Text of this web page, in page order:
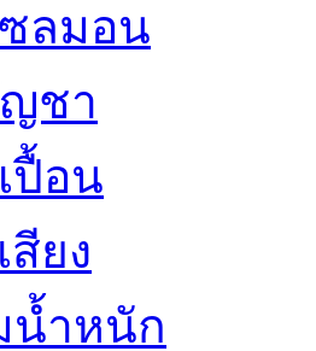
ลมอน
ชา
ปื้อน
สียง
น้ำหนัก